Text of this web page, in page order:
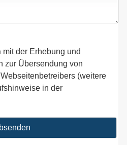
mit der Erhebung und
zur Übersendung von
(weitere
in der